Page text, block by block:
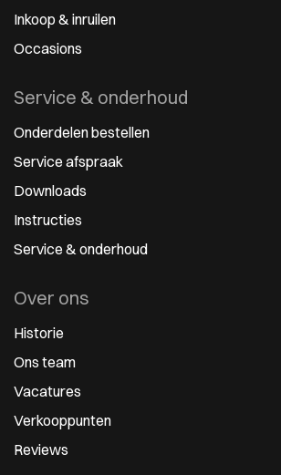
Inkoop & inruilen
Occasions
Service & onderhoud
Onderdelen bestellen
Service afspraak
Downloads
Instructies
Service & onderhoud
Over ons
Historie
Ons team
Vacatures
Verkooppunten
Reviews